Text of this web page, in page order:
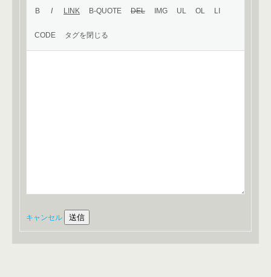
キャンセル 送信